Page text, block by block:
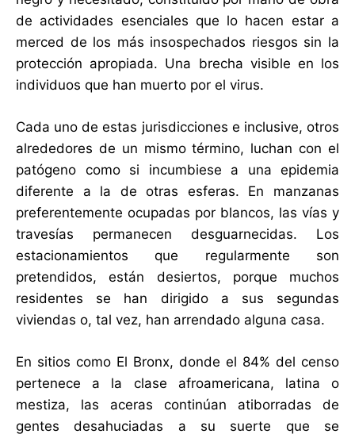
de actividades esenciales que lo hacen estar a
merced de los más insospechados riesgos sin la
protección apropiada. Una brecha visible en los
individuos que han muerto por el virus.
Cada uno de estas jurisdicciones e inclusive, otros
alrededores de un mismo término, luchan con el
patógeno como si incumbiese a una epidemia
diferente a la de otras esferas. En manzanas
preferentemente ocupadas por blancos, las vías y
travesías permanecen desguarnecidas. Los
estacionamientos que regularmente son
pretendidos, están desiertos, porque muchos
residentes se han dirigido a sus segundas
viviendas o, tal vez, han arrendado alguna casa.
En sitios como El Bronx, donde el 84% del censo
pertenece a la clase afroamericana, latina o
mestiza, las aceras continúan atiborradas de
gentes desahuciadas a su suerte que se